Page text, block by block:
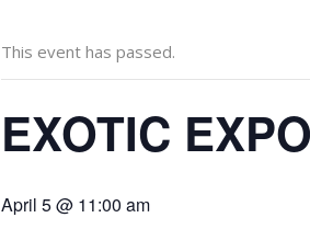
This event has passed.
EXOTIC
April 5 @ 11:00 am